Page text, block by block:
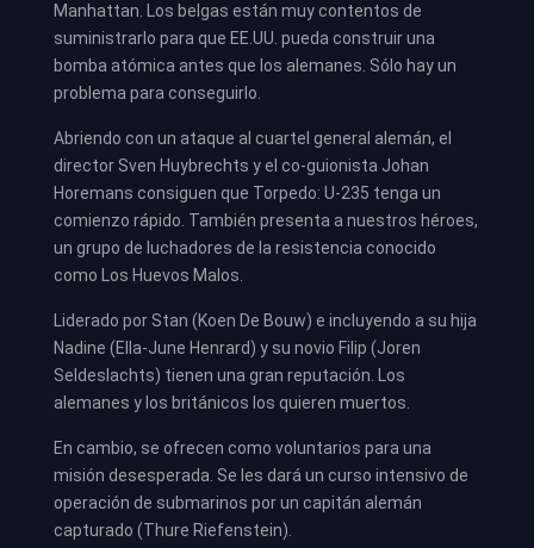
Manhattan. Los belgas están muy contentos de
suministrarlo para que EE.UU. pueda construir una
bomba atómica antes que los alemanes. Sólo hay un
problema para conseguirlo.
Abriendo con un ataque al cuartel general alemán, el
director Sven Huybrechts y el co-guionista Johan
Horemans consiguen que Torpedo: U-235 tenga un
comienzo rápido. También presenta a nuestros héroes,
un grupo de luchadores de la resistencia conocido
como Los Huevos Malos.
Liderado por Stan (Koen De Bouw) e incluyendo a su hija
Nadine (Ella-June Henrard) y su novio Filip (Joren
Seldeslachts) tienen una gran reputación. Los
alemanes y los británicos los quieren muertos.
En cambio, se ofrecen como voluntarios para una
misión desesperada. Se les dará un curso intensivo de
operación de submarinos por un capitán alemán
capturado (Thure Riefenstein).